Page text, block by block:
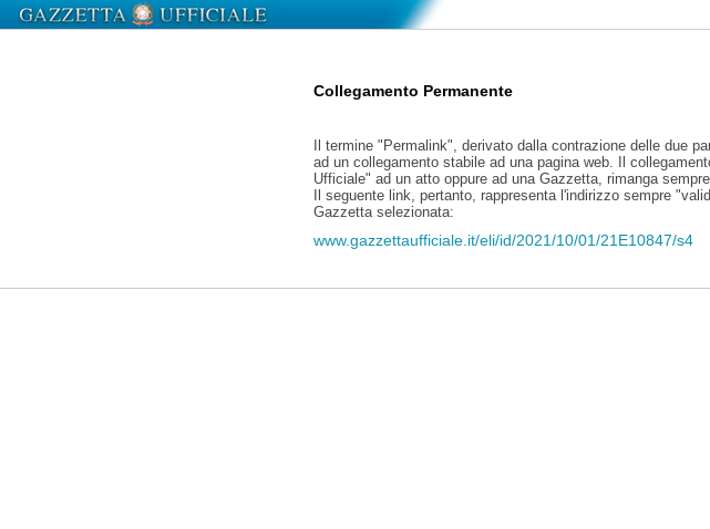
Collegamento Permanente
Il termine "Permalink", derivato dalla contrazione delle due
ad un collegamento stabile ad una pagina web. Il
Ufficiale" ad un atto oppure ad una Gazzetta, rimanga
Il seguente link, pertanto, rappresenta l'indirizzo sempre
Gazzetta selezionata:
www.gazzettaufficiale.it/eli/id/2021/10/01/21E10847/s4